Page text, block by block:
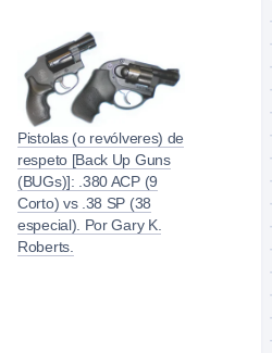
Pistolas (o revólveres) de
respeto [Back Up Guns
(BUGs)]: .380 ACP (9
Corto) vs .38 SP (38
especial). Por Gary K.
Roberts.